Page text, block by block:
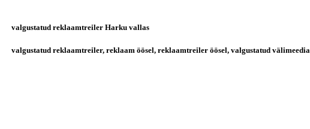
valgustatud reklaamtreiler Harku vallas
valgustatud reklaamtreiler, reklaam öösel, reklaamtreiler öösel, valgustatud välimeedia